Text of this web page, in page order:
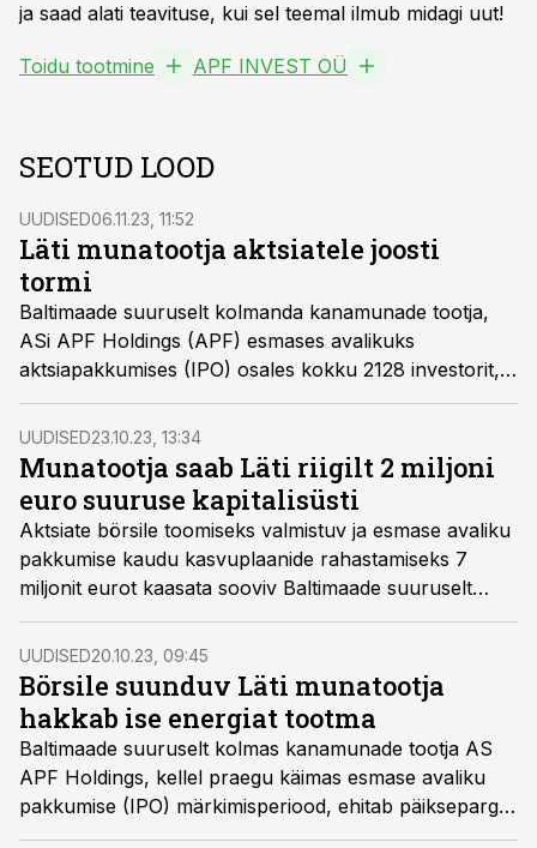
ja saad alati teavituse, kui sel teemal ilmub midagi uut!
Toidu tootmine APF INVEST OÜ
SEOTUD LOOD
UUDISED06.11.23, 11:52
Läti munatootja aktsiatele joosti
tormi
Baltimaade suuruselt kolmanda kanamunade tootja,
ASi APF Holdings (APF) esmases avalikuks
aktsiapakkumises (IPO) osales kokku 2128 investorit,
kes märkisid aktsiaid 5,6 miljoni euro eest ehk 107%
IPO eesmärgist. Investorite seas on ka kaks Läti
pensionifondi. Ettevõtte aktsiatega kauplemine algab
börsil neljapäeval, 9. novembril 2023.
UUDISED23.10.23, 13:34
Munatootja saab Läti riigilt 2 miljoni
euro suuruse kapitalisüsti
Aktsiate börsile toomiseks valmistuv ja esmase avaliku
pakkumise kaudu kasvuplaanide rahastamiseks 7
miljonit eurot kaasata sooviv Baltimaade suuruselt
kolmas kanamunade tootja APF Holdings teatas, et
saab Läti riigilt 2 miljoni euro suuruse kapitalisüsti.
UUDISED20.10.23, 09:45
Börsile suunduv Läti munatootja
hakkab ise energiat tootma
Baltimaade suuruselt kolmas kanamunade tootja AS
APF Holdings, kellel praegu käimas esmase avaliku
pakkumise (IPO) märkimisperiood, ehitab päiksepargi,
et toota edaspidi ise oma farmide varustamiseks